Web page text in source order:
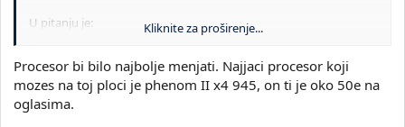
U pitanju je:
Ram: 3GB
Graficka: GT 240
Kliknite za proširenje...
Procesor bi bilo najbolje menjati. Najjaci procesor koji
mozes na toj ploci je phenom II x4 945, on ti je oko 50e na
oglasima.